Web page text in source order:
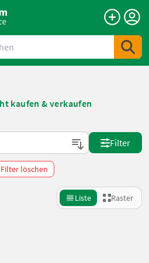
kaufen & verkaufen
Filter
löschen
Liste Raster